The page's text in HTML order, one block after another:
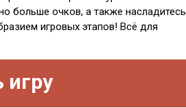
больше очков, а также насладитесь
игровых этапов! Всё для
игру